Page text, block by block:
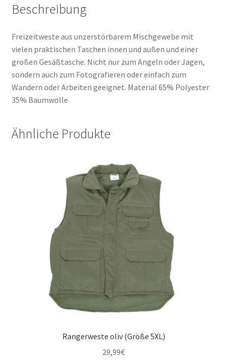
Beschreibung
Freizeitweste aus unzerstörbarem Mischgewebe mit
vielen praktischen Taschen innen und außen und einer
großen Gesäßtasche. Nicht nur zum Angeln oder Jagen,
sondern auch zum Fotografieren oder einfach zum
Wandern oder Arbeiten geeignet. Material 65% Polyester
35% Baumwolle
Ähnliche Produkte
Rangerweste oliv (Größe 5XL)
29,99€